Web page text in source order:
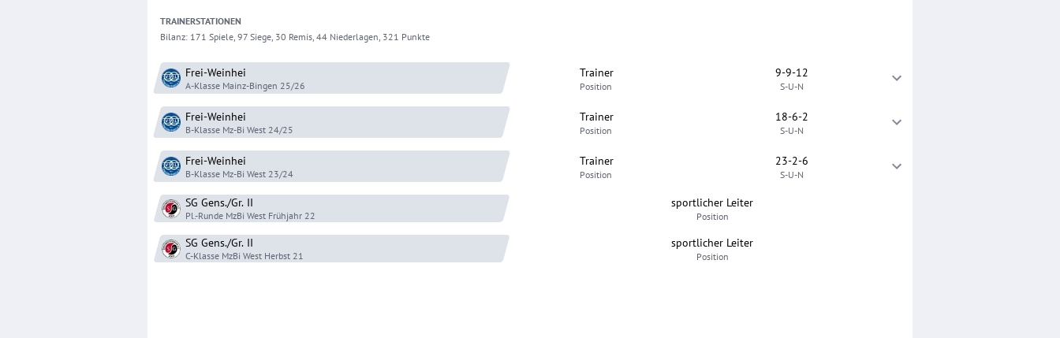
TRAINERSTATIONEN
Bilanz: 171 Spiele, 97 Siege, 30 Remis, 44 Niederlagen, 321 Punkte
Frei-Weinhei
A-Klasse Mainz-Bingen 25/26
Trainer
Position
9-9-12
S-U-N
Frei-Weinhei
B-Klasse Mz-Bi West 24/25
Trainer
Position
18-6-2
S-U-N
Frei-Weinhei
B-Klasse Mz-Bi West 23/24
Trainer
Position
23-2-6
S-U-N
SG Gens./Gr. II
Pl.-Runde MzBi West Frühjahr 22
sportlicher Leiter
Position
SG Gens./Gr. II
C-Klasse MzBi West Herbst 21
sportlicher Leiter
Position